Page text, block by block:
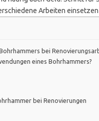
Arbeiten einsetzen
bei
eines Bohrhammers?
bei Renovierungen